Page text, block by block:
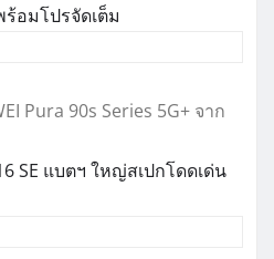
อมโปรจัดเต็ม
Pura 90s Series 5G+ จาก
SE แบตฯ ใหญ่สเปกโดดเด่น